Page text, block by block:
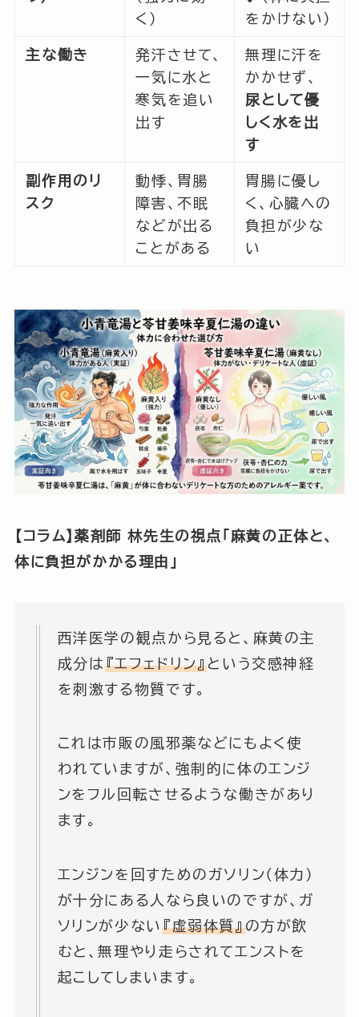
く）
をかけない）
主な働き
発汗させて、
一気に水と
寒気を追い
出す
無理に汗を
かかせず、
尿として優
しく水を出
す
副作用のリ
スク
動悸、胃腸
障害、不眠
などが出る
ことがある
胃腸に優し
く、心臓への
負担が少な
い
【コラム】薬剤師 林先生の視点「麻黄の正体と、
体に負担がかかる理由」
西洋医学の観点から見ると、麻黄の主
成分は 『エフェドリン』という交感神経
を刺激する物質です。
これは市販の風邪薬などにもよく使
われていますが、強制的に体のエンジ
ンをフル回転させるような働きがあり
ます。
エンジンを回すためのガソリン（体力）
が十分にある人なら良いのですが、ガ
ソリンが少ない 『虚弱体質』の方が飲
むと、無理やり走らされてエンストを
起こしてしまいます。